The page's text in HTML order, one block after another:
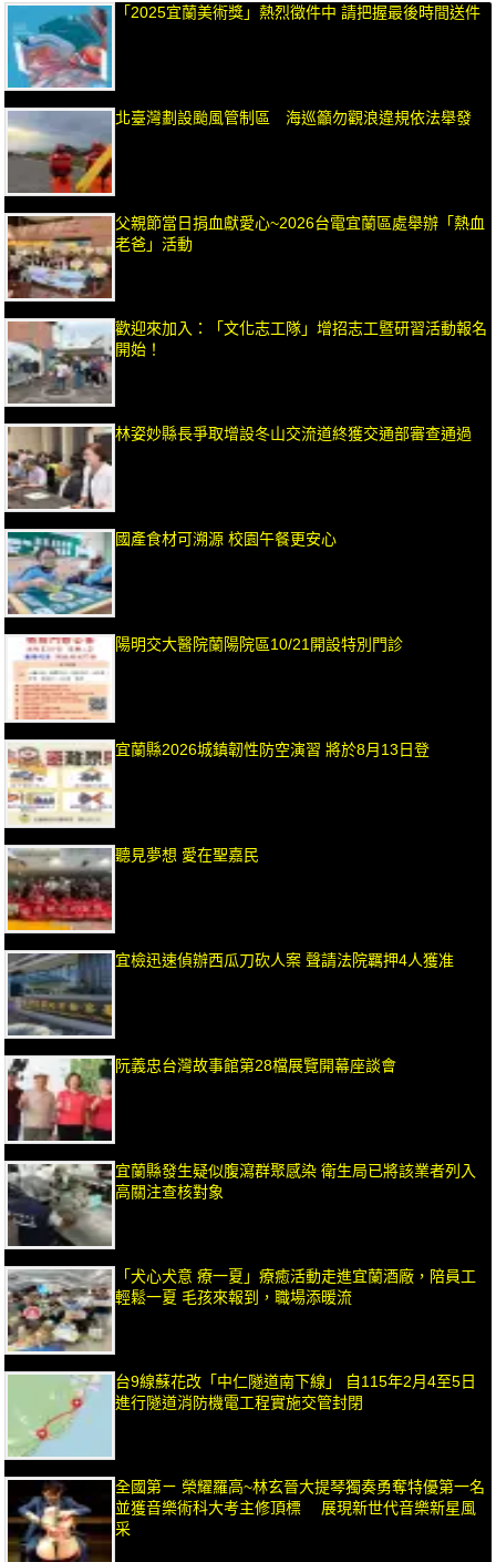
「2025宜蘭美術獎」熱烈徵件中 請把握最後時間送件
北臺灣劃設颱風管制區 海巡籲勿觀浪違規依法舉發
父親節當日捐血獻愛心~2026台電宜蘭區處舉辦「熱血
老爸」活動
歡迎來加入：「文化志工隊」增招志工暨研習活動報名
開始！
林姿妙縣長爭取增設冬山交流道終獲交通部審查通過
國產食材可溯源 校園午餐更安心
陽明交大醫院蘭陽院區10/21開設特別門診
宜蘭縣2026城鎮韌性防空演習 將於8月13日登
聽見夢想 愛在聖嘉民
宜檢迅速偵辦西瓜刀砍人案 聲請法院羈押4人獲准
阮義忠台灣故事館第28檔展覽開幕座談會
宜蘭縣發生疑似腹瀉群聚感染 衛生局已將該業者列入
高關注查核對象
「犬心犬意 療一夏」療癒活動走進宜蘭酒廠，陪員工
輕鬆一夏 毛孩來報到，職場添暖流
台9線蘇花改「中仁隧道南下線」 自115年2月4至5日
進行隧道消防機電工程實施交管封閉
全國第ㄧ 榮耀羅高~林玄晉大提琴獨奏勇奪特優第一名
並獲音樂術科大考主修頂標 展現新世代音樂新星風
采